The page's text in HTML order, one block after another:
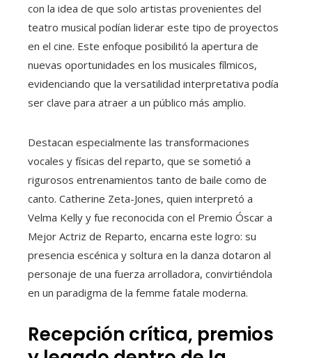
con la idea de que solo artistas provenientes del
teatro musical podían liderar este tipo de proyectos
en el cine. Este enfoque posibilitó la apertura de
nuevas oportunidades en los musicales fílmicos,
evidenciando que la versatilidad interpretativa podía
ser clave para atraer a un público más amplio.
Destacan especialmente las transformaciones
vocales y físicas del reparto, que se sometió a
rigurosos entrenamientos tanto de baile como de
canto. Catherine Zeta-Jones, quien interpretó a
Velma Kelly y fue reconocida con el Premio Óscar a
Mejor Actriz de Reparto, encarna este logro: su
presencia escénica y soltura en la danza dotaron al
personaje de una fuerza arrolladora, convirtiéndola
en un paradigma de la femme fatale moderna.
Recepción crítica, premios